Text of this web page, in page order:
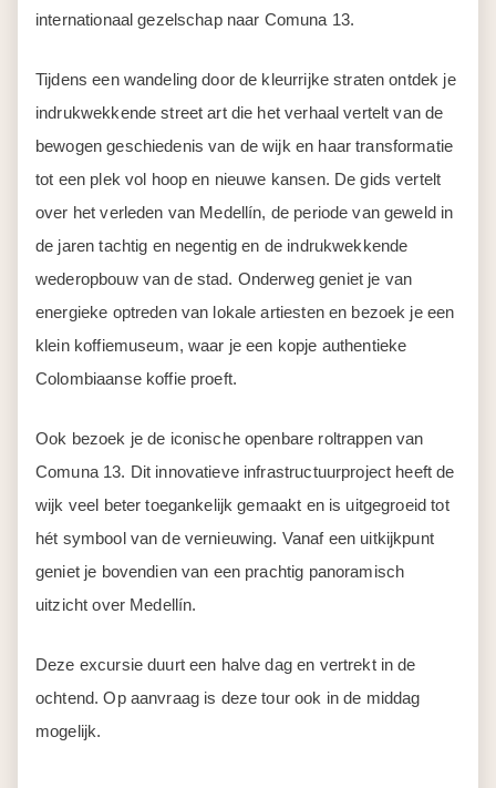
internationaal gezelschap naar Comuna 13.
Tijdens een wandeling door de kleurrijke straten ontdek je
indrukwekkende street art die het verhaal vertelt van de
bewogen geschiedenis van de wijk en haar transformatie
tot een plek vol hoop en nieuwe kansen. De gids vertelt
over het verleden van Medellín, de periode van geweld in
de jaren tachtig en negentig en de indrukwekkende
wederopbouw van de stad. Onderweg geniet je van
energieke optreden van lokale artiesten en bezoek je een
klein koffiemuseum, waar je een kopje authentieke
Colombiaanse koffie proeft.
Ook bezoek je de iconische openbare roltrappen van
Comuna 13. Dit innovatieve infrastructuurproject heeft de
wijk veel beter toegankelijk gemaakt en is uitgegroeid tot
hét symbool van de vernieuwing. Vanaf een uitkijkpunt
geniet je bovendien van een prachtig panoramisch
uitzicht over Medellín.
Deze excursie duurt een halve dag en vertrekt in de
ochtend. Op aanvraag is deze tour ook in de middag
mogelijk.